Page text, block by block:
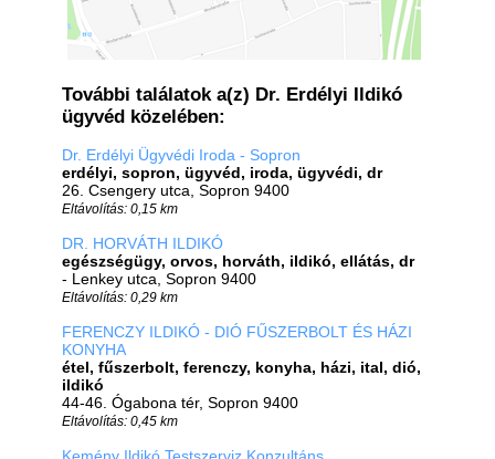
További találatok a(z) Dr. Erdélyi Ildikó
ügyvéd közelében:
Dr. Erdélyi Ügyvédi Iroda - Sopron
erdélyi, sopron, ügyvéd, iroda, ügyvédi, dr
26. Csengery utca, Sopron 9400
Eltávolítás: 0,15 km
DR. HORVÁTH ILDIKÓ
egészségügy, orvos, horváth, ildikó, ellátás, dr
- Lenkey utca, Sopron 9400
Eltávolítás: 0,29 km
FERENCZY ILDIKÓ - DIÓ FŰSZERBOLT ÉS HÁZI
KONYHA
étel, fűszerbolt, ferenczy, konyha, házi, ital, dió,
ildikó
44-46. Ógabona tér, Sopron 9400
Eltávolítás: 0,45 km